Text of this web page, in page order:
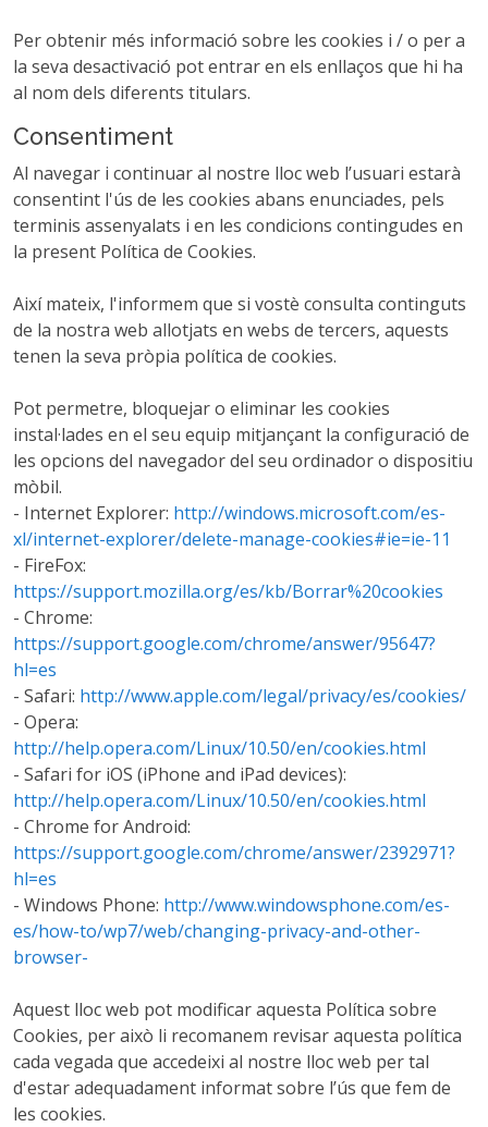
Per obtenir més informació sobre les cookies i / o per a
la seva desactivació pot entrar en els enllaços que hi ha
al nom dels diferents titulars.
Consentiment
Al navegar i continuar al nostre lloc web l’usuari estarà
consentint l'ús de les cookies abans enunciades, pels
terminis assenyalats i en les condicions contingudes en
la present Política de Cookies.
Així mateix, l'informem que si vostè consulta continguts
de la nostra web allotjats en webs de tercers, aquests
tenen la seva pròpia política de cookies.
Pot permetre, bloquejar o eliminar les cookies
instal·lades en el seu equip mitjançant la configuració de
les opcions del navegador del seu ordinador o dispositiu
mòbil.
- Internet Explorer: http://windows.microsoft.com/es-
xl/internet-explorer/delete-manage-cookies#ie=ie-11
- FireFox:
https://support.mozilla.org/es/kb/Borrar%20cookies
- Chrome:
https://support.google.com/chrome/answer/95647?
hl=es
- Safari: http://www.apple.com/legal/privacy/es/cookies/
- Opera:
http://help.opera.com/Linux/10.50/en/cookies.html
- Safari for iOS (iPhone and iPad devices):
http://help.opera.com/Linux/10.50/en/cookies.html
- Chrome for Android:
https://support.google.com/chrome/answer/2392971?
hl=es
- Windows Phone: http://www.windowsphone.com/es-
es/how-to/wp7/web/changing-privacy-and-other-
browser-
Aquest lloc web pot modificar aquesta Política sobre
Cookies, per això li recomanem revisar aquesta política
cada vegada que accedeixi al nostre lloc web per tal
d'estar adequadament informat sobre l’ús que fem de
les cookies.